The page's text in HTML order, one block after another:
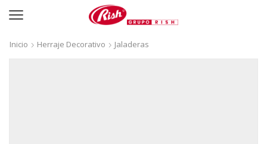
Inicio Herraje Decorativo Jaladeras